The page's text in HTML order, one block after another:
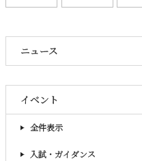
ニュース
イベント
全件表示
入試・ガイダンス